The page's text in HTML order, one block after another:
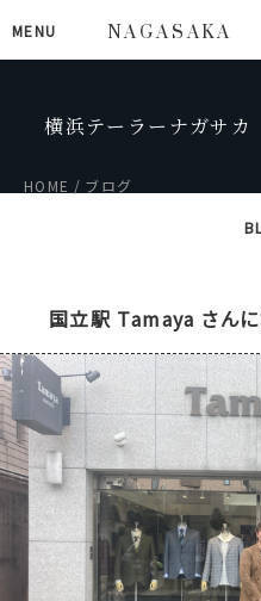
MENU NAGASAKA
横浜テーラーナガサカ
HOME ブログ
国立駅 Tamaya さんに